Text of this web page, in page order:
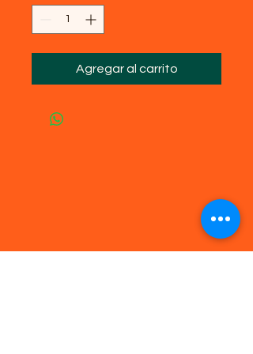
Agregar al carrito